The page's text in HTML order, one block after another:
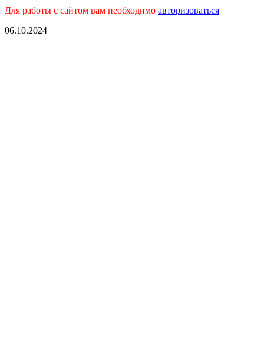
Для работы с сайтом вам необходимо авторизоваться
06.10.2024